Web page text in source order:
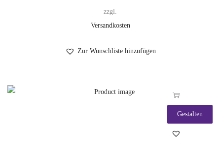
zzgl.
Versandkosten
Zur Wunschliste hinzufügen
Gestalten